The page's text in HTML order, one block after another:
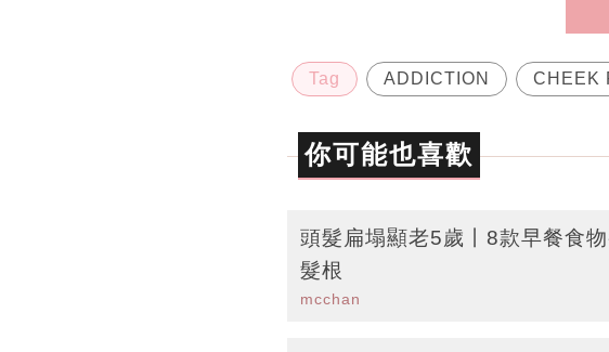
Tag ADDICTION CHEEK
你可能也喜歡
頭髮扁塌顯老5歲丨8款早餐食
髮根
mcchan